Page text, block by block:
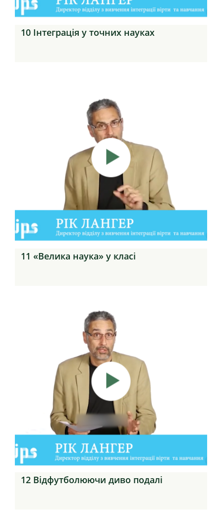
10 Інтеграція у точних науках
11 «Велика наука» у класі
12 Відфутболюючи диво подалі